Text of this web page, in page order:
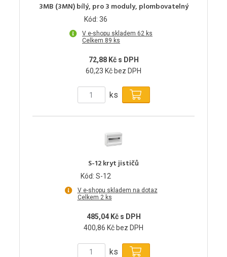
3MB (3MN) bílý, pro 3 moduly, plombovatelný
Kód: 36
V e-shopu skladem 62 ks
Celkem 89 ks
72,88 Kč s DPH
60,23 Kč bez DPH
ks
S-12 kryt jističů
Kód: S-12
V e-shopu skladem na dotaz
Celkem 2 ks
485,04 Kč s DPH
400,86 Kč bez DPH
ks